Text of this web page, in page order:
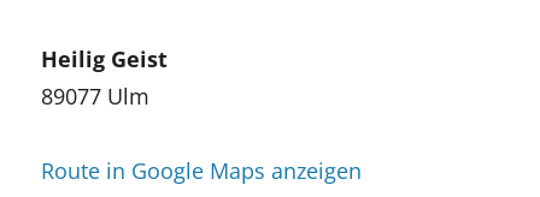
Heilig Geist
89077 Ulm
Route in Google Maps anzeigen